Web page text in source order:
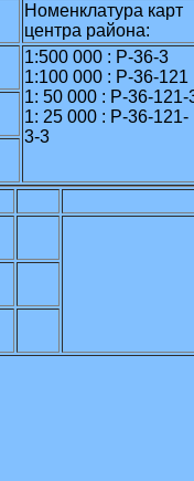
Номенклатура карт
центра района:
1:500 000 : P-36-3
1:100 000 : P-36-121
1: 50 000 : P-36-121-
1: 25 000 : P-36-121-
3-3